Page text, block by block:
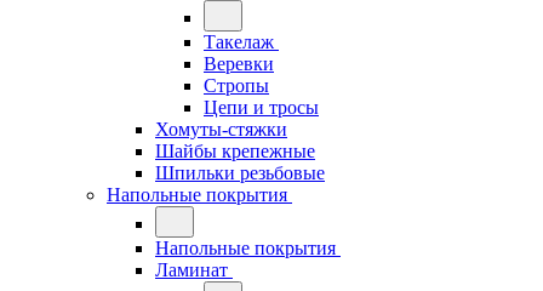
Такелаж
Веревки
Стропы
Цепи и тросы
Хомуты-стяжки
Шайбы крепежные
Шпильки резьбовые
Напольные покрытия
Напольные покрытия
Ламинат